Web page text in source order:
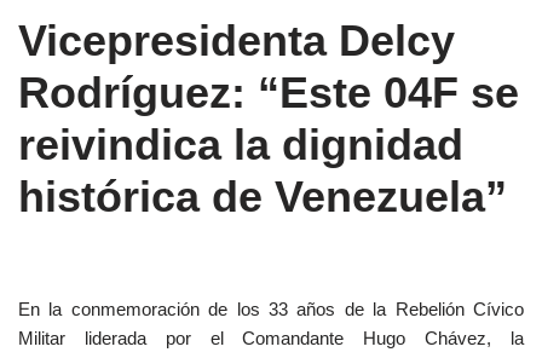
Vicepresidenta Delcy
Rodríguez: “Este 04F se
reivindica la dignidad
histórica de Venezuela”
En la conmemoración de los 33 años de la Rebelión Cívico
Militar liderada por el Comandante Hugo Chávez, la